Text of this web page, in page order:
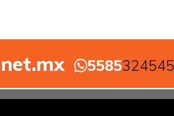
net.mx 5585324545